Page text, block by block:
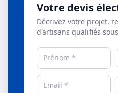
Votre devis
Décrivez votre projet,
d'artisans qualifiés